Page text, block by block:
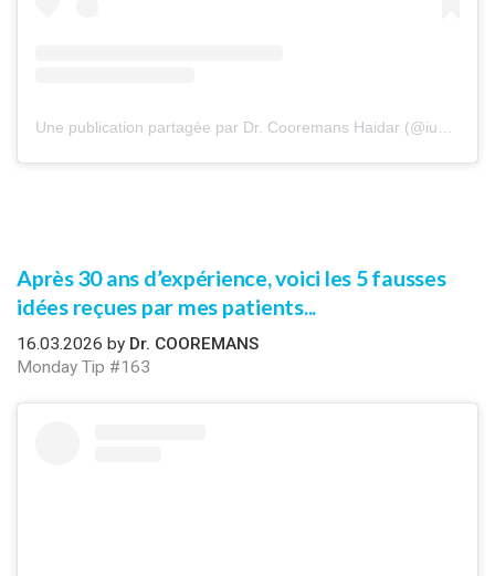
Après 30 ans d’expérience, voici les 5 fausses
idées reçues par mes patients...
16.03.2026 by Dr. COOREMANS
Monday Tip #163